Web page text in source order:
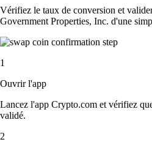
Vérifiez le taux de conversion et
Government Properties, Inc. d'une
1
Ouvrir l'app
Lancez l'app Crypto.com et vérifiez
validé.
2